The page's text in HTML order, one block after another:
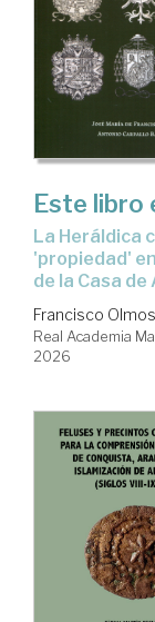
Este libro
La Heráldica como elemento identificativo de
'propiedad'
de la Casa
Francisco
Real Academia
2026